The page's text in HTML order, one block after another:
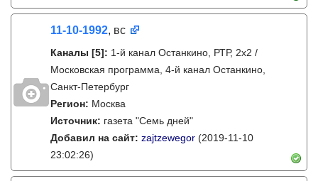
11-10-1992, вс
Каналы [5]: 1-й канал Останкино, РТР, 2х2 /
Московская программа, 4-й канал Останкино,
Санкт-Петербург
Регион: Москва
Источник: газета "Семь дней"
Добавил на сайт: zajtzewegor (2019-11-10
23:02:26)